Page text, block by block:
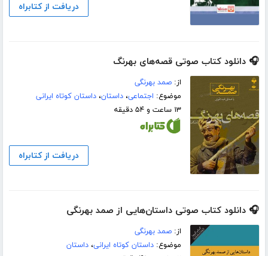
دریافت از کتابراه
🎧 دانلود کتاب صوتی قصه‌های بهرنگ
از:صمد بهرنگی
موضوع: اجتماعی،داستان،داستان کوتاه ایرانی
۱۳ ساعت و ۵۴ دقیقه
دریافت از کتابراه
🎧 دانلود کتاب صوتی داستان‌هایی از صمد بهرنگی
از:صمد بهرنگی
موضوع:داستان کوتاه ایرانی،داستان